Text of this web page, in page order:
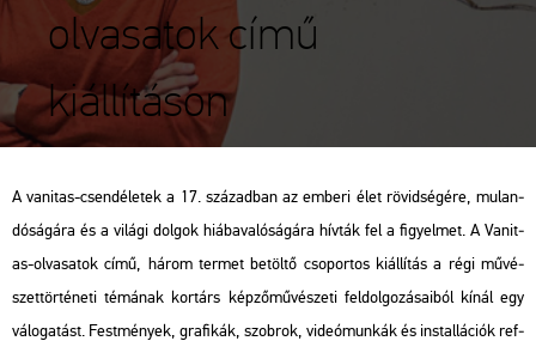
olvasatok című
kiállításon
A vanit­as-csend­éle­tek a 17. szá­zad­ban az em­be­ri élet rö­vid­sé­gé­re, mu­lan­
dó­sá­gá­ra és a vi­lá­gi dol­gok hi­á­ba­va­ló­sá­gá­ra hív­ták fel a fi­gyel­met. A Vanit­
as-ol­va­sa­tok című, három ter­met be­töl­tő cso­por­tos ki­ál­lí­tás a régi mű­vé­
szet­tör­té­ne­ti té­má­nak kor­társ kép­ző­mű­vé­sze­ti fel­dol­go­zá­sa­i­ból kínál egy
vá­lo­ga­tást. Fest­mé­nyek, gra­fi­kák, szob­rok, vi­de­ó­mun­kák és ins­tal­lá­ci­ók ref­